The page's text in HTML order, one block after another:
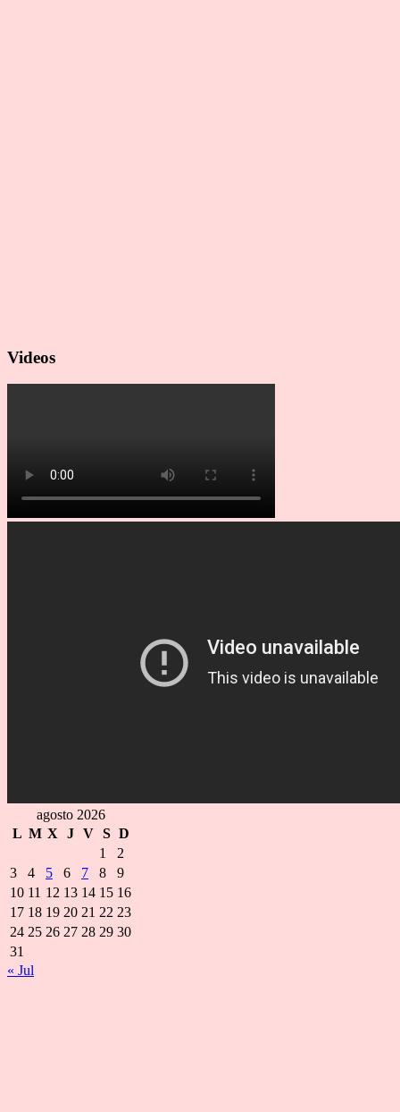
Videos
agosto 2026
L M X J V S D
1
2
3
4 5 6 7 8
9
10 11 12 13 14 15 16
17 18 19 20 21 22 23
24 25 26 27 28 29 30
31
« Jul